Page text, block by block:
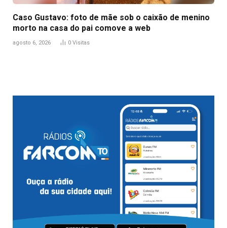
Caso Gustavo: foto de mãe sob o caixão de menino
morto na casa do pai comove a web
agosto 6, 2026 0 Visitas